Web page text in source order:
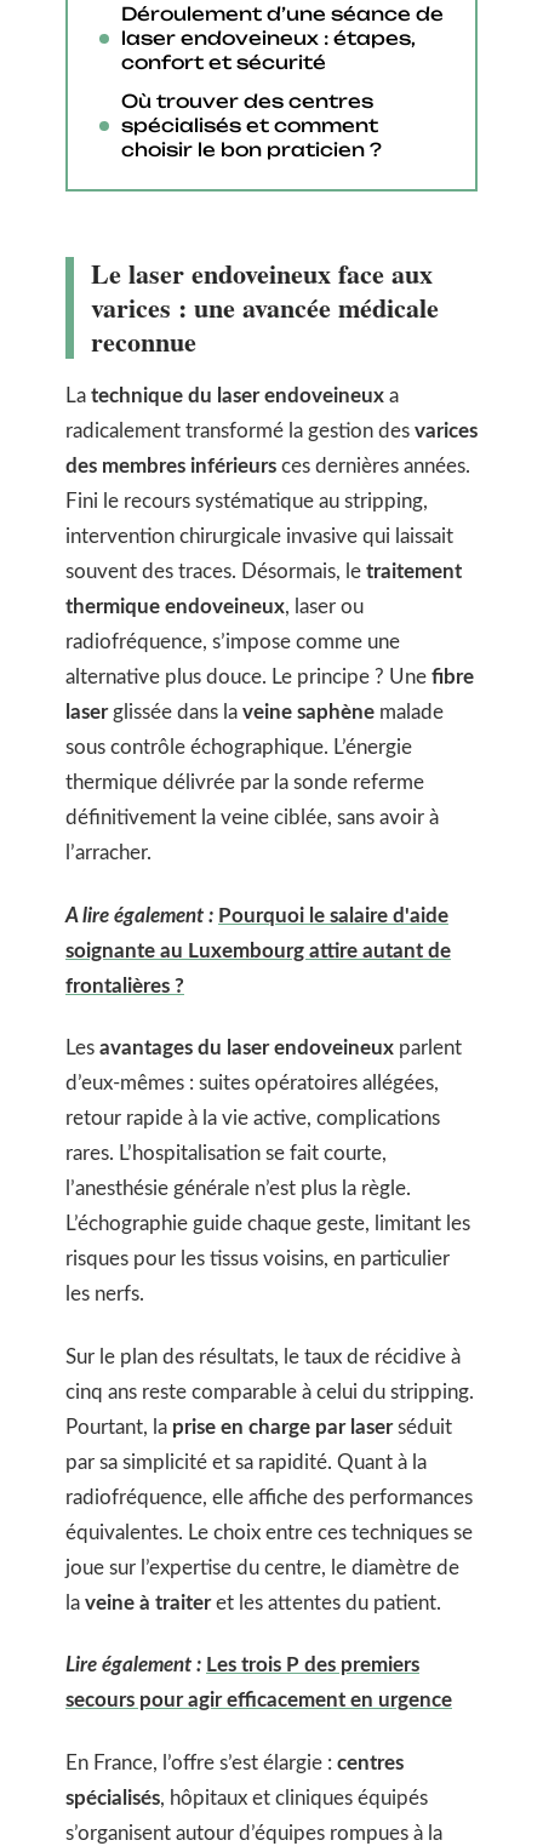
Déroulement d’une séance de
laser endoveineux : étapes,
confort et sécurité
Où trouver des centres
spécialisés et comment
choisir le bon praticien ?
Le laser endoveineux face aux
varices : une avancée médicale
reconnue
La technique du laser endoveineux a
radicalement transformé la gestion des varices
des membres inférieurs ces dernières années.
Fini le recours systématique au stripping,
intervention chirurgicale invasive qui laissait
souvent des traces. Désormais, le traitement
thermique endoveineux, laser ou
radiofréquence, s’impose comme une
alternative plus douce. Le principe ? Une fibre
laserglissée dans la veine saphène malade
sous contrôle échographique. L’énergie
thermique délivrée par la sonde referme
définitivement la veine ciblée, sans avoir à
l’arracher.
A lire également : Pourquoi le salaire d'aide
soignante au Luxembourg attire autant de
frontalières ?
Les avantages du laser endoveineux parlent
d’eux-mêmes : suites opératoires allégées,
retour rapide à la vie active, complications
rares. L’hospitalisation se fait courte,
l’anesthésie générale n’est plus la règle.
L’échographie guide chaque geste, limitant les
risques pour les tissus voisins, en particulier
les nerfs.
Sur le plan des résultats, le taux de récidive à
cinq ans reste comparable à celui du stripping.
Pourtant, la prise en charge par laserséduit
par sa simplicité et sa rapidité. Quant à la
radiofréquence, elle affiche des performances
équivalentes. Le choix entre ces techniques se
joue sur l’expertise du centre, le diamètre de
la veine à traiteret les attentes du patient.
Lire également : Les trois P des premiers
secours pour agir efficacement en urgence
En France, l’offre s’est élargie : centres
spécialisés, hôpitaux et cliniques équipés
s’organisent autour d’équipes rompues à la